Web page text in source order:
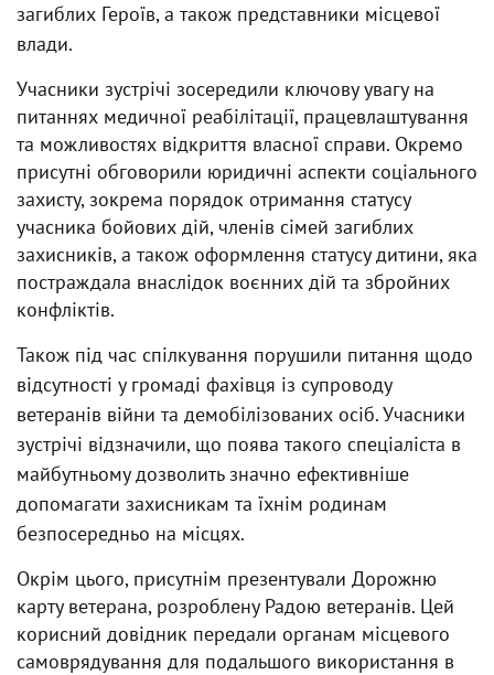
загиблих Героїв, а також представники місцевої
влади.
Учасники зустрічі зосередили ключову увагу на
питаннях медичної реабілітації, працевлаштування
та можливостях відкриття власної справи. Окремо
присутні обговорили юридичні аспекти соціального
захисту, зокрема порядок отримання статусу
учасника бойових дій, членів сімей загиблих
захисників, а також оформлення статусу дитини, яка
постраждала внаслідок воєнних дій та збройних
конфліктів.
Також під час спілкування порушили питання щодо
відсутності у громаді фахівця із супроводу
ветеранів війни та демобілізованих осіб. Учасники
зустрічі відзначили, що поява такого спеціаліста в
майбутньому дозволить значно ефективніше
допомагати захисникам та їхнім родинам
безпосередньо на місцях.
Окрім цього, присутнім презентували Дорожню
карту ветерана, розроблену Радою ветеранів. Цей
корисний довідник передали органам місцевого
самоврядування для подальшого використання в